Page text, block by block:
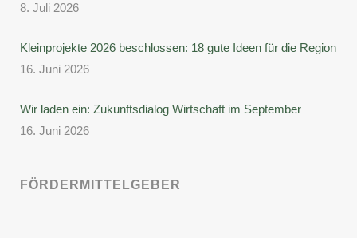
8. Juli 2026
Kleinprojekte 2026 beschlossen: 18 gute Ideen für die Region
16. Juni 2026
Wir laden ein: Zukunftsdialog Wirtschaft im September
16. Juni 2026
FÖRDERMITTELGEBER